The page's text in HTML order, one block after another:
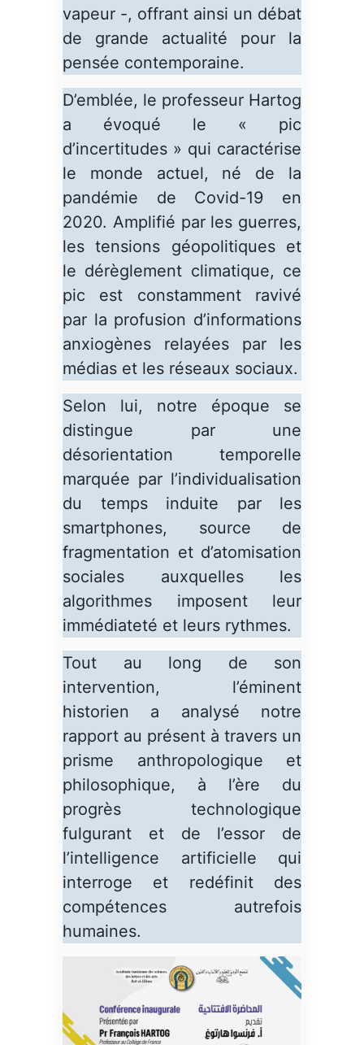
vapeur -, offrant ainsi un débat
de grande actualité pour la
pensée contemporaine.
D’emblée, le professeur Hartog
a évoqué le « pic
d’incertitudes » qui caractérise
le monde actuel, né de la
pandémie de Covid-19 en
2020. Amplifié par les guerres,
les tensions géopolitiques et
le dérèglement climatique, ce
pic est constamment ravivé
par la profusion d’informations
anxiogènes relayées par les
médias et les réseaux sociaux.
Selon lui, notre époque se
distingue par une
désorientation temporelle
marquée par l’individualisation
du temps induite par les
smartphones, source de
fragmentation et d’atomisation
sociales auxquelles les
algorithmes imposent leur
immédiateté et leurs rythmes.
Tout au long de son
intervention, l’éminent
historien a analysé notre
rapport au présent à travers un
prisme anthropologique et
philosophique, à l’ère du
progrès technologique
fulgurant et de l’essor de
l’intelligence artificielle qui
interroge et redéfinit des
compétences autrefois
humaines.